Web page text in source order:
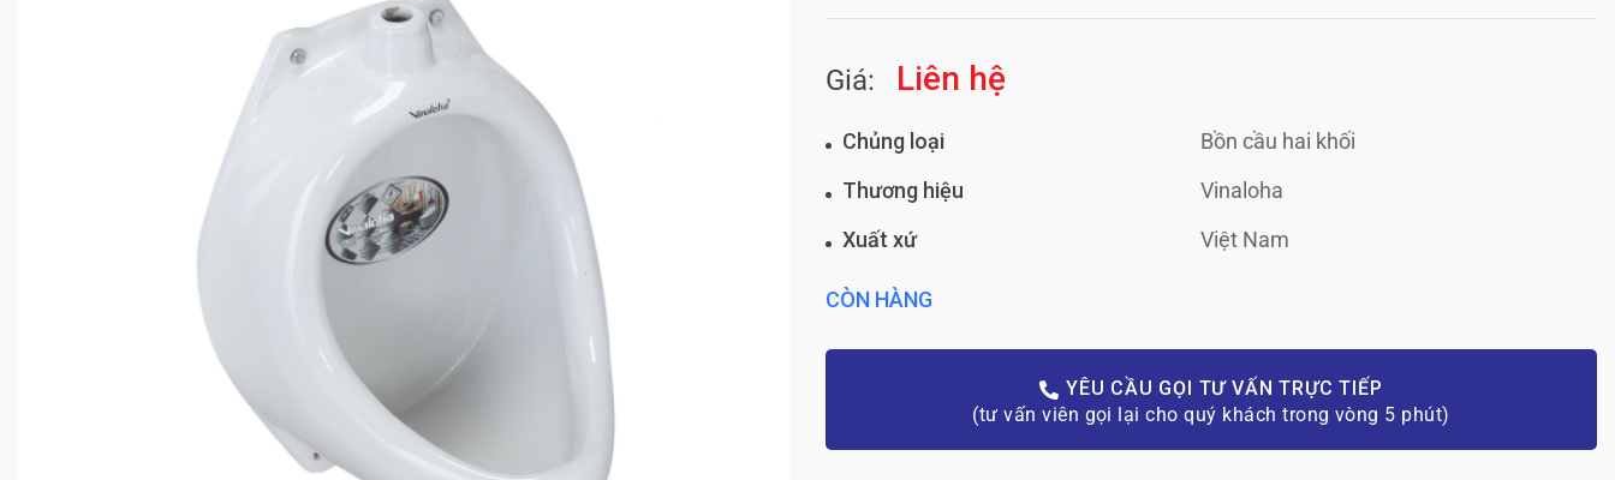
Giá: Liên hệ
Chủng loại
Bồn cầu hai khối
Thương hiệu
Vinaloha
Xuất xứ
Việt Nam
CÒN HÀNG
YÊU CẦU GỌI TƯ VẤN TRỰC TIẾP
(tư vấn viên gọi lại cho quý khách trong vòng 5 phút)